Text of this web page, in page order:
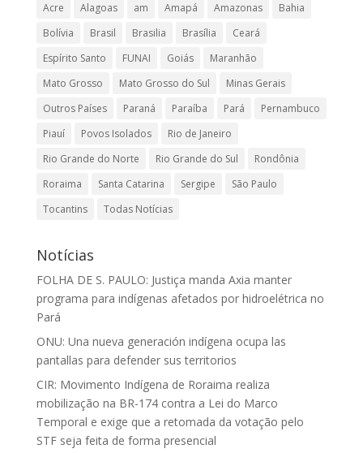
Acre Alagoas am Amapá Amazonas
Bahia
Bolívia
Brasil Brasilia Brasília
Ceará
Espírito Santo
FUNAI Goiás
Maranhão
Mato Grosso
Mato Grosso do Sul
Minas Gerais
Outros Países
Paraná Paraíba Pará
Pernambuco
Piauí
Povos Isolados
Rio de Janeiro
Rio Grande do Norte
Rio Grande do Sul
Rondônia
Roraima
Santa Catarina Sergipe
São Paulo
Tocantins
Todas Notícias
Notícias
FOLHA DE S. PAULO: Justiça manda Axia manter
programa para indígenas afetados por hidroelétrica no
Pará
ONU: Una nueva generación indígena ocupa las
pantallas para defender sus territorios
CIR: Movimento Indígena de Roraima realiza
mobilização na BR-174 contra a Lei do Marco
Temporal e exige que a retomada da votação pelo
STF seja feita de forma presencial